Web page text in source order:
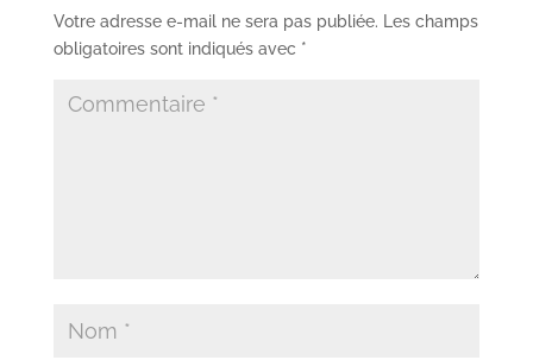
Votre adresse e-mail ne sera pas publiée.
Les champs
obligatoires sont indiqués avec *